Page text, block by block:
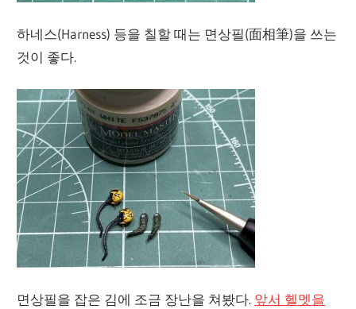
하네스(Harness) 등을 칠할 때는 면상필(面相筆)을 쓰는
것이 좋다.
면상필을 잡은 김에 조금 장난을 쳐봤다. 앞서 헬멧을